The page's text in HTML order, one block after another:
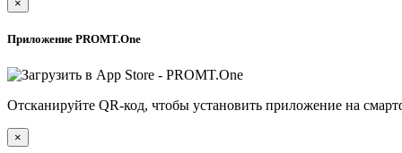
×
Приложение PROMT.One
Отсканируйте QR-код, чтобы установить приложение на
×